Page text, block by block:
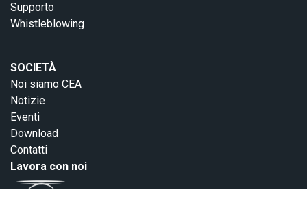
Supporto
Whistleblowing
SOCIETÀ
Noi siamo CEA
Notizie
Eventi
Download
Contatti
Lavora con noi